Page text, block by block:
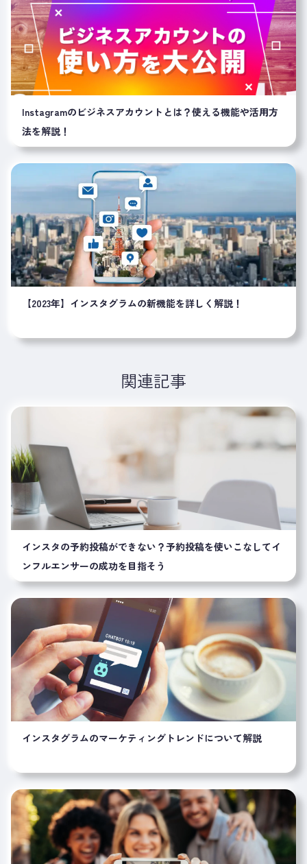
Instagramのビジネスアカウントとは？使える機能や活用方
法を解説！
【2023年】インスタグラムの新機能を詳しく解説！
関連記事
インスタの予約投稿ができない？予約投稿を使いこなしてイ
ンフルエンサーの成功を目指そう
インスタグラムのマーケティングトレンドについて解説